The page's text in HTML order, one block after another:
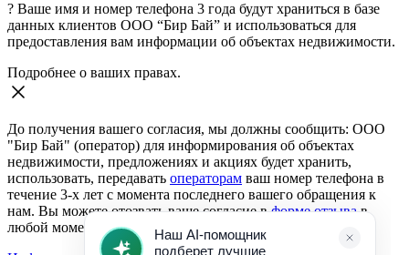
? Ваше имя и номер телефона 3 года будут храниться в базе
данных клиентов ООО “Бир Бай” и использоваться для
предоставления вам информации об объектах недвижимости.
Подробнее о ваших правах.
До получения вашего согласия, мы должны сообщить: ООО
"Бир Бай" (оператор) для информирования об объектах
недвижимости, предложениях и акциях будет хранить,
использовать, передавать операторам ваш номер телефона в
течение 3-х лет с момента последнего вашего обращения к
нам. Вы можете отозвать ваше согласие вформе отзывав
любой момент.